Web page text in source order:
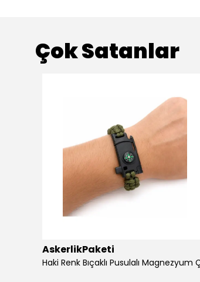
Çok Satanlar
AskerlikPaketi